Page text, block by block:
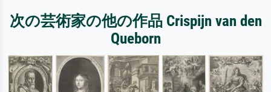
次の芸術家の他の作品 Crispijn van den
Queborn